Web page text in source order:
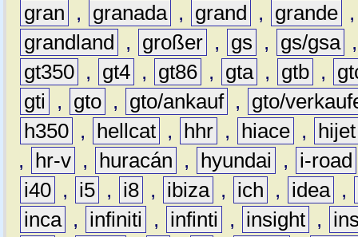
gran
, granada , grand , grande
grandland
, großer , gs , gs/gsa
gt350 , gt4 , gt86 , gta , gtb ,
gti
, gto , gto/ankauf ,
gto/
h350 , hellcat , hhr , hiace ,
hijet
,
hr-v , huracán , hyundai ,
i-road
i40 , i5 , i8 , ibiza , ich , idea ,
inca , infiniti , infinti , insight ,